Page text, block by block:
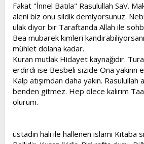
Fakat "İnnel Batıla" Rasulullah SaV.
aleni biz onu sildik demiyorsunuz.
ulak diyor bir Taraftanda Allah ile
Bea mubarek kimleri
mühlet dolana kadar.
Kuran mutlak Hidayet kaynağıdır.
erdirdi ise Besbeli sizide Ona yakinn
Kalp atışımdan daha yakın. Rasulullah
benden gitmez. Hep ölece kalırım
olurum.
üstadın hali ile hallenen islamı Kitaba